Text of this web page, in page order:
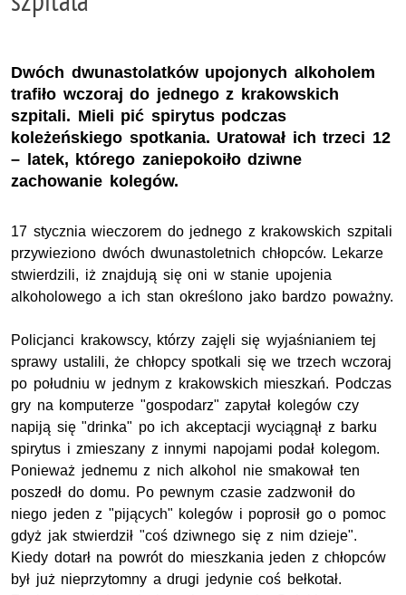
Dwóch dwunastolatków upojonych alkoholem
trafiło wczoraj do jednego z krakowskich
szpitali. Mieli pić spirytus podczas
koleżeńskiego spotkania. Uratował ich trzeci 12
– latek, którego zaniepokoiło dziwne
zachowanie kolegów.
17 stycznia wieczorem do jednego z krakowskich szpitali
przywieziono dwóch dwunastoletnich chłopców. Lekarze
stwierdzili, iż znajdują się oni w stanie upojenia
alkoholowego a ich stan określono jako bardzo poważny.
Policjanci krakowscy, którzy zajęli się wyjaśnianiem tej
sprawy ustalili, że chłopcy spotkali się we trzech wczoraj
po południu w jednym z krakowskich mieszkań. Podczas
gry na komputerze "gospodarz" zapytał kolegów czy
napiją się "drinka" po ich akceptacji wyciągnął z barku
spirytus i zmieszany z innymi napojami podał kolegom.
Ponieważ jednemu z nich alkohol nie smakował ten
poszedł do domu. Po pewnym czasie zadzwonił do
niego jeden z "pijących" kolegów i poprosił go o pomoc
gdyż jak stwierdził "coś dziwnego się z nim dzieje".
Kiedy dotarł na powrót do mieszkania jeden z chłopców
był już nieprzytomny a drugi jedynie coś bełkotał.